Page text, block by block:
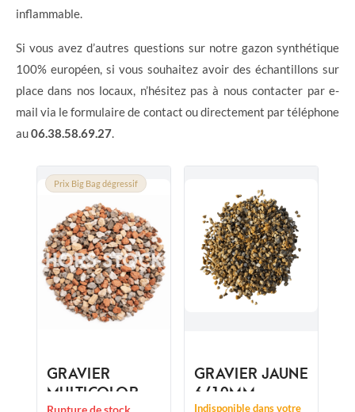
inflammable.
Si vous avez d’autres questions sur notre gazon synthétique
100% européen, si vous souhaitez avoir des échantillons sur
place dans nos locaux, n’hésitez pas à nous contacter par e-
mail via le formulaire de contact ou directement par téléphone
au06.38.58.69.27
Prix Big Bag dégressif
GRAVIER
MULTICOLORE
Rupture de stock
GRAVIER JAUNE
6/10MM
Indisponible dans votre